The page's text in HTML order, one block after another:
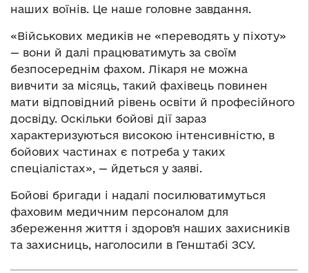
наших воїнів. Це наше головне завдання.
«Військових медиків не «переводять у піхоту»
— вони й далі працюватимуть за своїм
безпосереднім фахом. Лікаря не можна
вивчити за місяць, такий фахівець повинен
мати відповідний рівень освіти й професійного
досвіду. Оскільки бойові дії зараз
характеризуються високою інтенсивністю, в
бойових частинах є потреба у таких
спеціалістах», — йдеться у заяві.
Бойові бригади і надалі посилюватимуться
фаховим медичним персоналом для
збереження життя і здоровʼя наших захисників
та захисниць, наголосили в Генштабі ЗСУ.